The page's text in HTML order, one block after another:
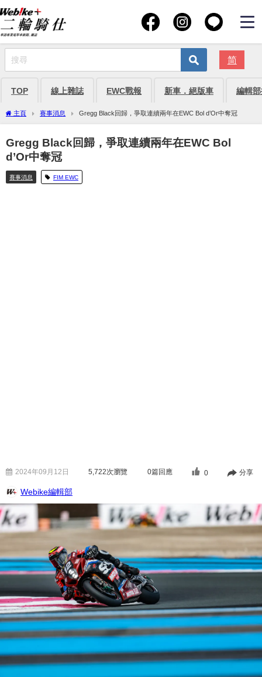
简
TOP 線上雜誌 EWC戰報 新車．絕版車 編輯
主頁 賽事消息 Gregg Black回歸，爭取連續兩年在EWC Bol d’Or中奪冠
Gregg Black回歸，爭取連續兩年在EWC Bol
d’Or中奪冠
賽事消息 FIM EWC
2024年09月12日 5,722次瀏覽 0篇回應 0 分享
Webike編輯部